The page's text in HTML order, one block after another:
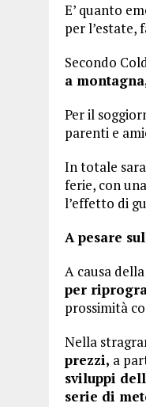
E’ quanto
per l’estate,
Secondo
a
Per il
parenti e
In totale
ferie, con
l’effetto di
A pesare
A causa
per
prossimità
Nella
prezzi, a
sviluppi
serie di